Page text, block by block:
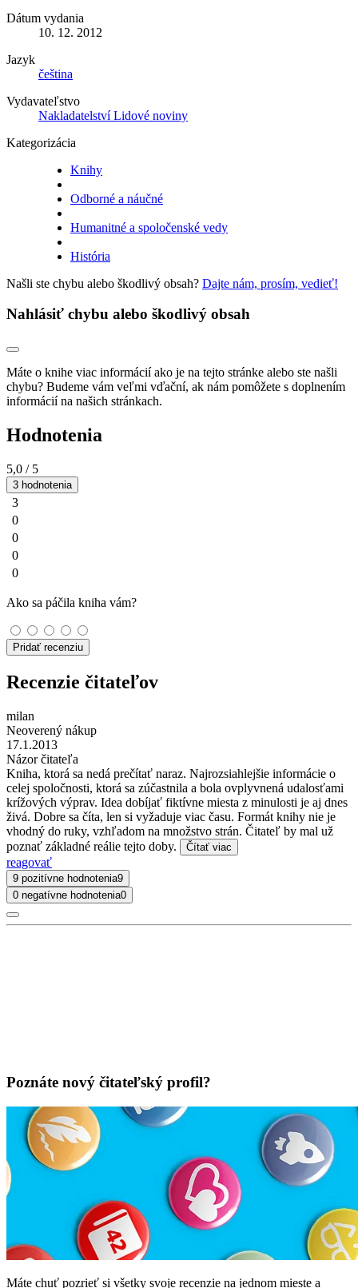
Dátum vydania
10. 12. 2012
Jazyk
čeština
Vydavateľstvo
Nakladatelství Lidové noviny
Kategorizácia
Knihy
Odborné a náučné
Humanitné a spoločenské vedy
História
Našli ste chybu alebo škodlivý obsah? Dajte nám, prosím, vedieť!
Nahlásiť chybu alebo škodlivý obsah
Máte o knihe viac informácií ako je na tejto stránke alebo ste našli
chybu? Budeme vám veľmi vďační, ak nám pomôžete s doplnením
informácií na našich stránkach.
Hodnotenia
5,0 / 5
3 hodnotenia
3
0
0
0
0
Ako sa páčila kniha vám?
Pridať recenziu
Recenzie čitateľov
milan
Neoverený nákup
17.1.2013
Názor čitateľa
Kniha, ktorá sa nedá prečítať naraz. Najrozsiahlejšie informácie o
celej spoločnosti, ktorá sa zúčastnila a bola ovplyvnená udalosťami
krížových výprav. Idea dobíjať fiktívne miesta z minulosti je aj dnes
živá. Dobre sa číta, len si vyžaduje viac času. Formát knihy nie je
vhodný do ruky, vzhľadom na množstvo strán. Čitateľ by mal už
poznať základné reálie tejto doby.
Čítať viac
reagovať
9 pozitívne hodnotenia9
0 negatívne hodnotenia0
Poznáte nový čitateľský profil?
Máte chuť pozrieť si všetky svoje recenzie na jednom mieste a